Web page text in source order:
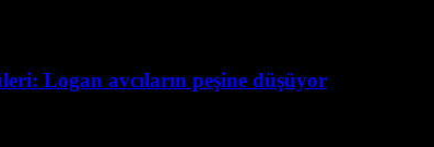
Logan avcıların peşine düşüyor